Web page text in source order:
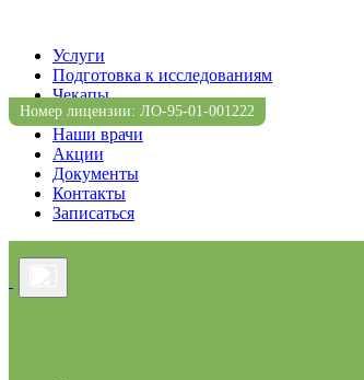
Услуги
Подготовка к исследованиям
Чекапы
Прейскурант
Наши врачи
Акции
Документы
Контакты
Записаться
Номер лицензии: ЛО-95-01-001222